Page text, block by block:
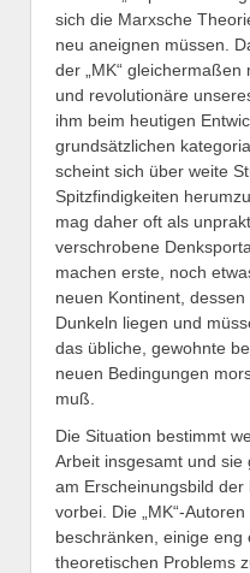
sich die Marxsche
neu aneignen müssen.
der „MK“
und revolutionäre
ihm beim heutigen
grundsätzlichen
scheint sich über weite
Spitzfindigkeiten
mag daher oft als
verschrobene
machen erste, noch
neuen Kontinent,
Dunkeln liegen und
das übliche, gewohnte
neuen Bedingungen
muß.
Die Situation bestimmt
Arbeit insgesamt und sie
am Erscheinungsbild der
vorbei. Die „MK“-
beschränken, einige eng
theoretischen Problems